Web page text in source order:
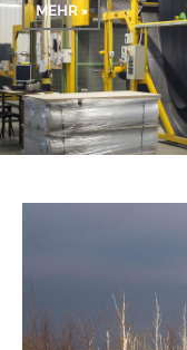
MEHR »